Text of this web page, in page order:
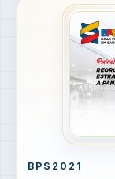
BPS2021